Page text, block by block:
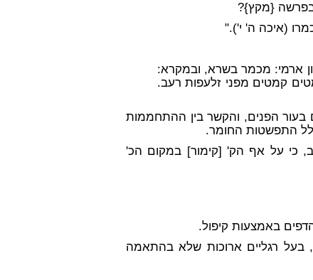
בפרשה {מקץ}?
(איכה ה' י')."
ארמי: מכמר בשרא, ובמקרא:
קמטים מפני זלעפות רעב.
הפנים, והקשר בין ההתחממות
התפשטות החומר.
כי על אף הק' [קימור] במקום הכ'
באמצעות קיפול.
רגליים ארוכות שלא בהתאמה